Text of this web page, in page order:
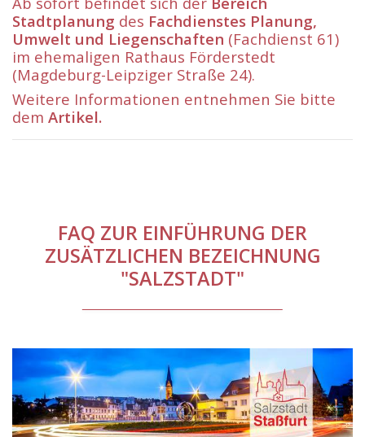
Stadtplanung des Fachdienstes Planung,
Umwelt und Liegenschaften (Fachdienst 61)
im ehemaligen Rathaus Förderstedt
(Magdeburg-Leipziger Straße 24).
Weitere Informationen entnehmen Sie bitte
dem Artikel.
FAQ ZUR EINFÜHRUNG DER
ZUSÄTZLICHEN BEZEICHNUNG
"SALZSTADT"